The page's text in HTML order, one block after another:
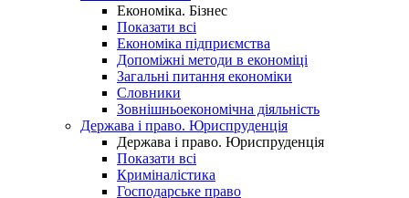
Економіка. Бізнес
Показати всі
Економіка підприємства
Допоміжні методи в економіці
Загальні питання економіки
Словники
Зовнішньоекономічна діяльність
Держава і право. Юриспруденція
Держава і право. Юриспруденція
Показати всі
Криміналістика
Господарське право